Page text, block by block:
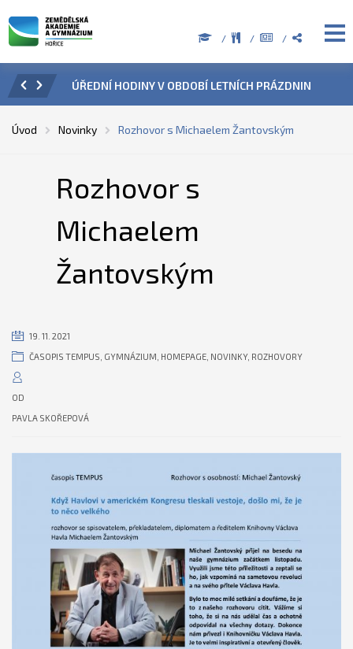
ÚŘEDNÍ HODINY V OBDOBÍ LETNÍCH PRÁZDNIN
Úvod Novinky Rozhovor s Michaelem Žantovským
Rozhovor s
Michaelem
Žantovským
19. 11. 2021
ČASOPIS TEMPUS GYMNÁZIUM HOMEPAGE NOVINKY, ROZHOVORY
OD
PAVLA SKOŘEPOVÁ